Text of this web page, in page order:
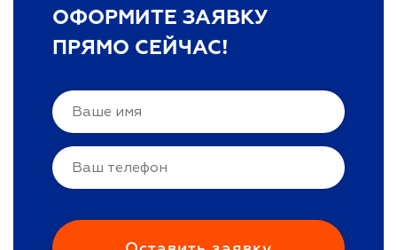
ОФОРМИТЕ ЗАЯВКУ
ПРЯМО СЕЙЧАС!